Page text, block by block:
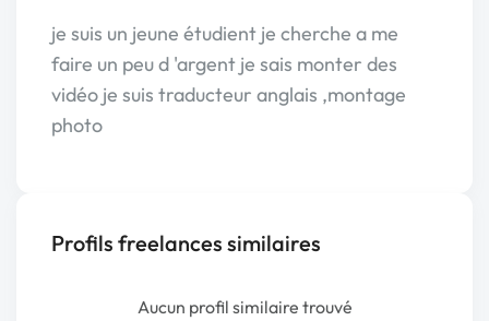
je suis un jeune étudient je cherche a me
faire un peu d 'argent je sais monter des
vidéo je suis traducteur anglais ,montage
photo
Profils freelances similaires
Aucun profil similaire trouvé